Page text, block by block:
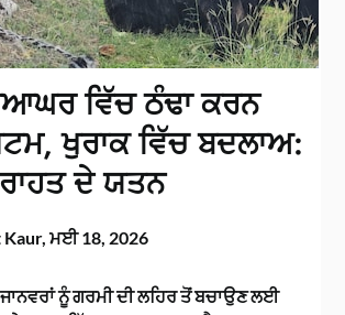
ਵਿੱਚ ਠੰਢਾ ਕਰਨ
ਖੁਰਾਕ ਵਿੱਚ ਬਦਲਾਅ:
ਦੇ ਯਤਨ
Kaur,ਮਈ 18, 2026
ਨੂੰ ਗਰਮੀ ਦੀ ਲਹਿਰ ਤੋਂ ਬਚਾਉਣ ਲਈ